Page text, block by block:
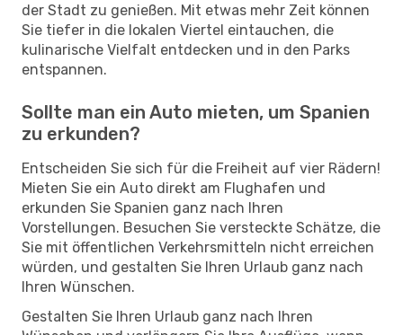
der Stadt zu genießen. Mit etwas mehr Zeit können
Sie tiefer in die lokalen Viertel eintauchen, die
kulinarische Vielfalt entdecken und in den Parks
entspannen.
Sollte man ein Auto mieten, um Spanien
zu erkunden?
Entscheiden Sie sich für die Freiheit auf vier Rädern!
Mieten Sie ein Auto direkt am Flughafen und
erkunden Sie Spanien ganz nach Ihren
Vorstellungen. Besuchen Sie versteckte Schätze, die
Sie mit öffentlichen Verkehrsmitteln nicht erreichen
würden, und gestalten Sie Ihren Urlaub ganz nach
Ihren Wünschen.
Gestalten Sie Ihren Urlaub ganz nach Ihren